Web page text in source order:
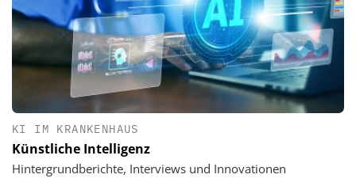
KI IM KRANKENHAUS
Künstliche Intelligenz
Hintergrundberichte, Interviews und Innovationen